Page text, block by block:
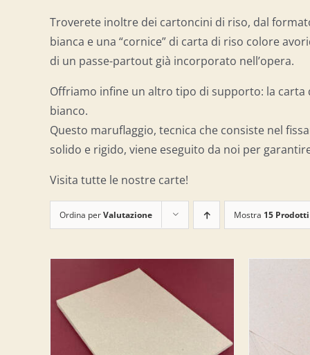
Troverete inoltre dei cartoncini di riso, dal
bianca e una “cornice” di carta di riso colore
di un passe-partout già incorporato nell’opera.
Offriamo infine un altro tipo di supporto: la
bianco.
Questo maruflaggio, tecnica che consiste nel
solido e rigido, viene eseguito da noi per
Visita tutte le nostre carte!
Ordina perValutazione Mostra 15 Prodotti
AGGIUNGI AL CARRELLO